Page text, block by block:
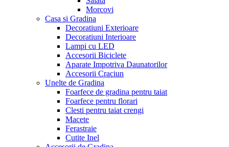
Morcovi
Casa si Gradina
Decoratiuni Exterioare
Decoratiuni Interioare
Lampi cu LED
Accesorii Biciclete
Aparate Impotriva Daunatorilor
Accesorii Craciun
Unelte de Gradina
Foarfece de gradina pentru taiat
Foarfece pentru florari
Clesti pentru taiat crengi
Macete
Ferastraie
Cutite Inel